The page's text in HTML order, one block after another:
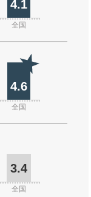
4.1
全国
4.6
全国
3.4
全国